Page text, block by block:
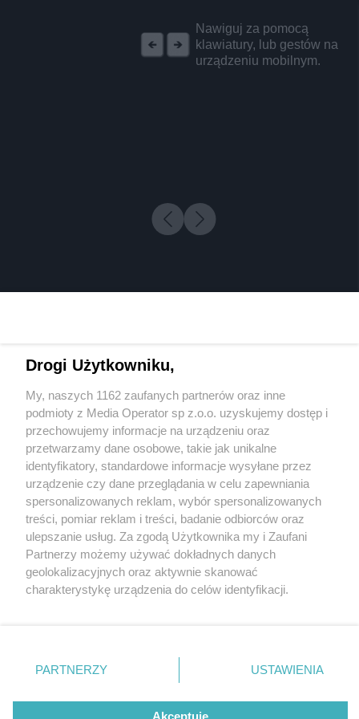
Nawiguj za pomocą
klawiatury, lub gestów na
urządzeniu mobilnym.
3 / 0
Wydawca mediów lokalnych
Nie zapomnij
zapoznać się z:
polityką prywatności regulamin korzystania z portali
Twojemiasto
Piekary Śląskie
Chorzów
Tarnowskie Góry
Gliwice
Skontakuj sięz nami
Kontakt
Wydawca
Redakcja
Drogi Użytkowniku,
My, naszych 1162 zaufanych partnerów oraz inne
podmioty z Media Operator sp z.o.o. uzyskujemy dostęp i
przechowujemy informacje na urządzeniu oraz
przetwarzamy dane osobowe, takie jak unikalne
identyfikatory, standardowe informacje wysyłane przez
urządzenie czy dane przeglądania w celu zapewniania
spersonalizowanych reklam, wybór spersonalizowanych
treści, pomiar reklam i treści, badanie odbiorców oraz
ulepszanie usług. Za zgodą Użytkownika my i Zaufani
Partnerzy możemy używać dokładnych danych
geolokalizacyjnych oraz aktywnie skanować
charakterystykę urządzenia do celów identyfikacji.
zmienić/wycofać klikając przycisk ustawień prywatności
znajdujący się w lewym dolnym rogu strony
rodzaje przetwarzania danych nie wymagają zgody
użytkownika, ale masz prawo sprzeciwić się takiemu
PARTNERZY USTAWIENIA
Akceptuję